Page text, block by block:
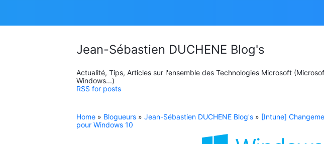
Jean-Sébastien DUCHENE Blog's
Actualité, Tips, Articles sur l'ensemble des Technologies Microsoft
Windows...)
RSS for posts
Home » Blogueurs » Jean-Sébastien DUCHENE Blog's » [Intune]
pour Windows 10